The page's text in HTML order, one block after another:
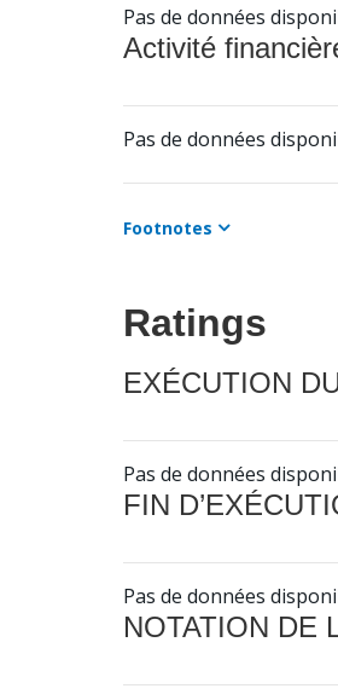
Pas de données
Activité
Pas de données
Footnotes
Ratings
EXÉCUTION
Pas de données
FIN
Pas de données
NOTATION DE